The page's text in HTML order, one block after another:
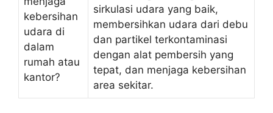
kebersihan
udara di
dalam
rumah atau
kantor?
sirkulasi udara yang baik,
membersihkan udara dari debu
dan partikel terkontaminasi
dengan alat pembersih yang
tepat, dan menjaga kebersihan
area sekitar.